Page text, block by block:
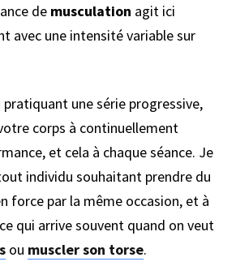
de musculation agit ici
avec une intensité variable sur
pratiquant une série progressive,
corps à continuellement
et cela à chaque séance. Je
individu souhaitant prendre du
force par la même occasion, et à
qui arrive souvent quand on veut
ou muscler son torse.